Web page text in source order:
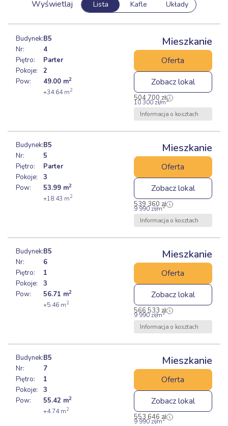
Budynek:
Nr:
Piętro:
Pokoje:
Pow:
B5
4
Parter
2
49.00 m2
+34.64m2
Mieszkanie
Oferta
Zobacz lokal
504 700 zł
10 300zł/m2
Informacja o kosztach
Budynek:
Nr:
Piętro:
Pokoje:
Pow:
B5
5
Parter
3
53.99 m2
+18.43 m2
Mieszkanie
Oferta
Zobacz lokal
539 360 zł
9 990zł/m2
Informacja o kosztach
Budynek:
Nr:
Piętro:
Pokoje:
Pow:
B5
6
1
3
56.71 m2
+5.46 m2
Mieszkanie
Oferta
Zobacz lokal
566 533 zł
9 990zł/m2
Informacja o kosztach
Budynek:
Nr:
Piętro:
Pokoje:
Pow:
B5
7
1
3
55.42 m2
+4.74m2
Mieszkanie
Oferta
Zobacz lokal
553 646 zł
9 990zł/m2